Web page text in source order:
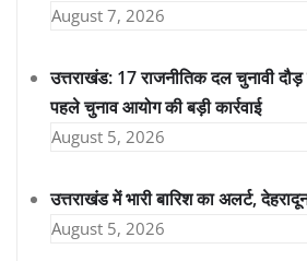
August 7, 2026
उत्तराखंड: 17 राजनीतिक दल चुनावी
पहले चुनाव आयोग की बड़ी कार्रवाई
August 5, 2026
उत्तराखंड में भारी बारिश का अलर्ट,
August 5, 2026